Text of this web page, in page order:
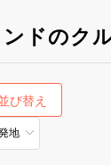
ドのク
び替え
地